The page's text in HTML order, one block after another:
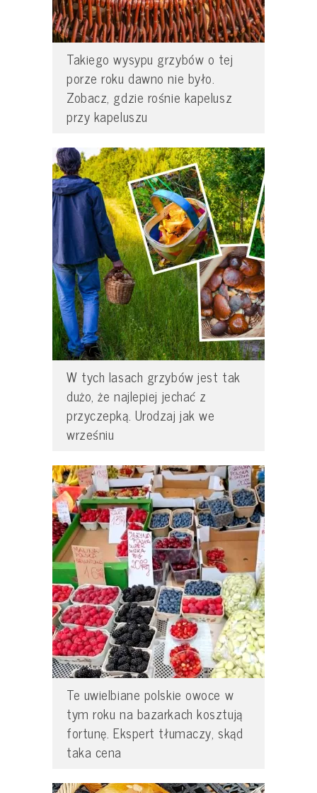
Takiego wysypu grzybów o tej
porze roku dawno nie było.
Zobacz, gdzie rośnie kapelusz
przy kapeluszu
W tych lasach grzybów jest tak
dużo, że najlepiej jechać z
przyczepką. Urodzaj jak we
wrześniu
Te uwielbiane polskie owoce w
tym roku na bazarkach kosztują
fortunę. Ekspert tłumaczy, skąd
taka cena